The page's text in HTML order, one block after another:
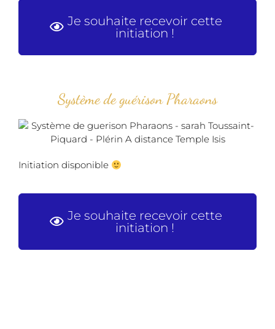
Je souhaite recevoir cette
initiation !
Système de guérison Pharaons
Initiation disponible
Je souhaite recevoir cette
initiation !